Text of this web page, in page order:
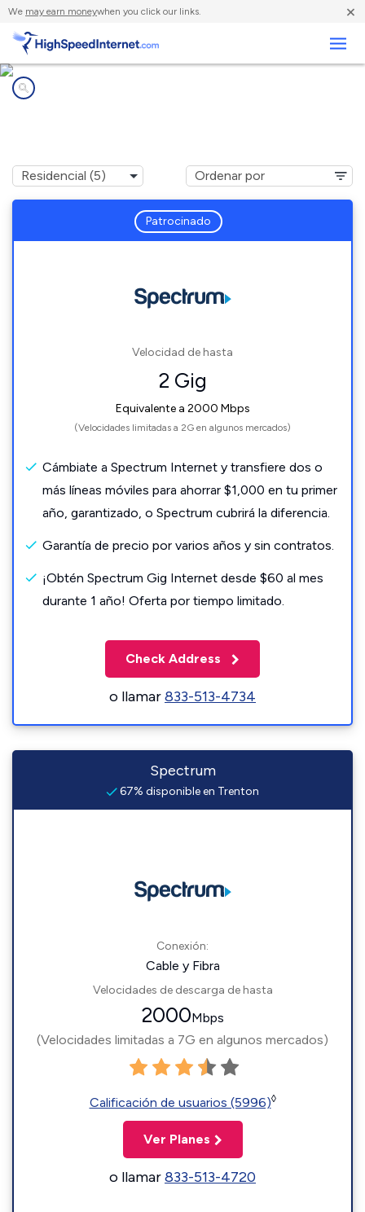
We may earn moneywhen you click our links. ×
Patrocinado
Velocidad de hasta
2 Gig
Equivalente a 2000 Mbps
(Velocidades limitadas a 2G en algunos mercados)
Cámbiate a Spectrum Internet y transfiere dos o
más líneas móviles para ahorrar $1,000 en tu primer
año, garantizado, o Spectrum cubrirá la diferencia.
Garantía de precio por varios años y sin contratos.
¡Obtén Spectrum Gig Internet desde $60 al mes
durante 1 año! Oferta por tiempo limitado.
Check Address
o llamar833-513-4734
Spectrum
67% disponible en Trenton
Conexión:
Cable y Fibra
Velocidades de descarga de hasta
2000Mbps
(Velocidades limitadas a 7G en algunos mercados)
Calificación de usuarios (5996)◊
Ver Planes
o llamar833-513-4720